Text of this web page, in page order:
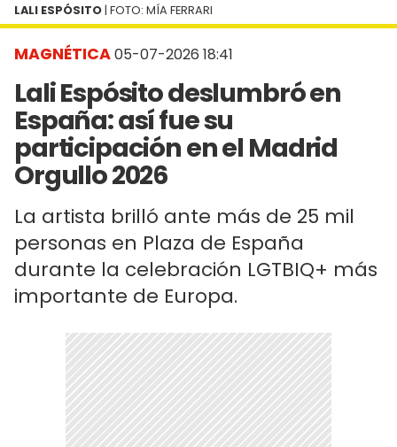
MAGNÉTICA05-07-2026 18:41
Lali Espósito deslumbró en
España: así fue su
participación en el Madrid
Orgullo 2026
La artista brilló ante más de 25 mil
personas en Plaza de España
durante la celebración LGTBIQ+ más
importante de Europa.
LALI ESPÓSITO | FOTO: MÍA FERRARI